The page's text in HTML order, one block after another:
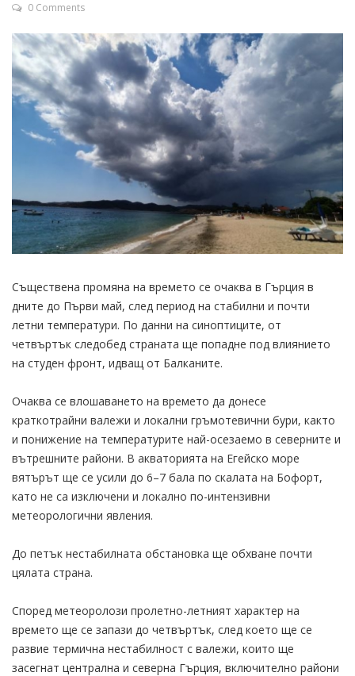
0 Comments
Съществена промяна на времето се очаква в Гърция в
дните до Първи май, след период на стабилни и почти
летни температури. По данни на синоптиците, от
четвъртък следобед страната ще попадне под влиянието
на студен фронт, идващ от Балканите.
Очаква се влошаването на времето да донесе
краткотрайни валежи и локални гръмотевични бури, както
и понижение на температурите най-осезаемо в северните и
вътрешните райони. В акваторията на Егейско море
вятърът ще се усили до 6–7 бала по скалата на Бофорт,
като не са изключени и локално по-интензивни
метеорологични явления.
До петък нестабилната обстановка ще обхване почти
цялата страна.
Според метеоролози пролетно-летният характер на
времето ще се запази до четвъртък, след което ще се
развие термична нестабилност с валежи, които ще
засегнат централна и северна Гърция, включително райони